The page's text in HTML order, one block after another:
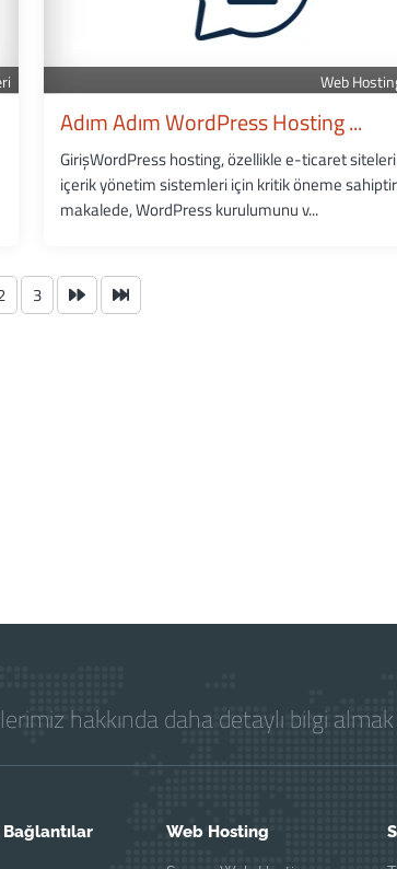
Web
Adım Adım WordPress Hosting ...
GirişWordPress hosting, özellikle e-ticaret
içerik yönetim sistemleri için kritik öneme
makalede, WordPress kurulumunu v...
3
hakkında daha detaylı bilgi
Web Hosting